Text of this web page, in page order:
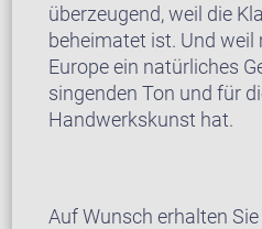
überzeugend, weil die
beheimatet ist. Und weil
Europe ein natürliches
singenden Ton und für
Handwerkskunst hat.
Auf Wunsch erhalten